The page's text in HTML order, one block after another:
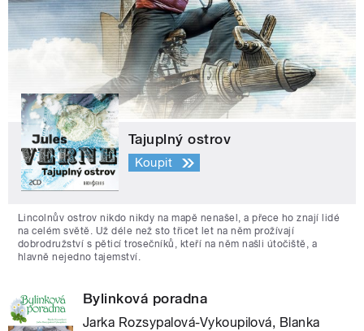
Tajuplný ostrov
Koupit
Lincolnův ostrov nikdo nikdy na mapě nenašel, a přece ho znají lidé
na celém světě. Už déle než sto třicet let na něm prožívají
dobrodružství s pěticí trosečníků, kteří na něm našli útočiště, a
hlavně nejedno tajemství.
Bylinková poradna
Jarka Rozsypalová-Vykoupilová, Blanka